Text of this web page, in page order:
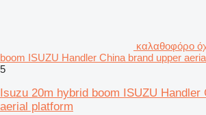
καλαθοφόρο
boom ISUZU Handler China brand upper
5
Isuzu 20m hybrid boom ISUZU Handler
aerial platform